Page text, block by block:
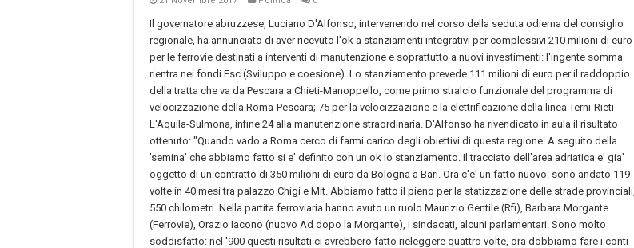
Il governatore abruzzese, Luciano D'Alfonso, intervenendo nel corso della seduta odierna del consiglio
regionale, ha annunciato di aver ricevuto l'ok a stanziamenti integrativi per complessivi 210 milioni di euro
per le ferrovie destinati a interventi di manutenzione e soprattutto a nuovi investimenti: l'ingente somma
rientra nei fondi Fsc (Sviluppo e coesione). Lo stanziamento prevede 111 milioni di euro per il raddoppio
della tratta che va da Pescara a Chieti-Manoppello, come primo stralcio funzionale del programma di
velocizzazione della Roma-Pescara; 75 per la velocizzazione e la elettrificazione della linea Terni-Rieti-
L'Aquila-Sulmona, infine 24 alla manutenzione straordinaria. D'Alfonso ha rivendicato in aula il risultato
ottenuto: "Quando vado a Roma cerco di farmi carico degli obiettivi di questa regione. A seguito della
'semina' che abbiamo fatto si e' definito con un ok lo stanziamento. Il tracciato dell'area adriatica e' gia'
oggetto di un contratto di 350 milioni di euro da Bologna a Bari. Ora c'e' un fatto nuovo: sono andato 119
volte in 40 mesi tra palazzo Chigi e Mit. Abbiamo fatto il pieno per la statizzazione delle strade provinciali,
550 chilometri. Nella partita ferroviaria hanno avuto un ruolo Maurizio Gentile (Rfi), Barbara Morgante
(Ferrovie), Orazio Iacono (nuovo Ad dopo la Morgante), i sindacati, alcuni parlamentari. Sono molto
soddisfatto: nel '900 questi risultati ci avrebbero fatto rieleggere quattro volte, ora dobbiamo fare i conti